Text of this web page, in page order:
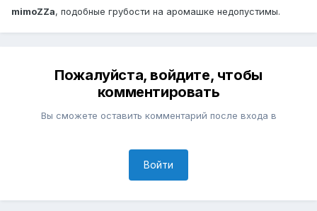
mimoZZa, подобные грубости на аромашке недопустимы.
Пожалуйста, войдите, чтобы
комментировать
Вы сможете оставить комментарий после входа в
Войти